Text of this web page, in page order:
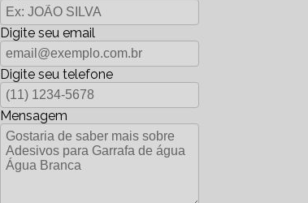
Digite seu email
Digite seu telefone
Mensagem